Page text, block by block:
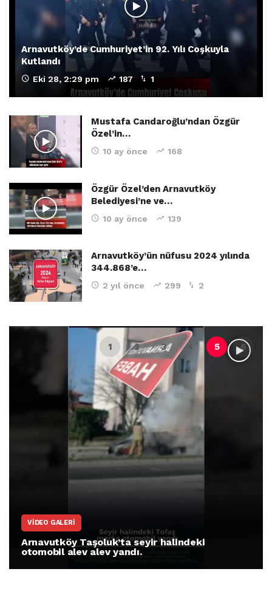
Arnavutköy’de Cumhuriyet’in 92. Yılı Coşkuyla
Kutlandı
Eki 28, 2:29 pm 187 1
Mustafa Candaroğlu’ndan Özgür
Özel’in…
10 ay önce 168
Özgür Özel’den Arnavutköy
Belediyesi’ne ve…
10 ay önce 139
Arnavutköy’ün nüfusu 2024 yılında
344.868’e…
2 yıl önce 299 2
VIDEO GALERI
Arnavutköy Taşoluk’ta seyir halindeki
otomobil alev alev yandı.